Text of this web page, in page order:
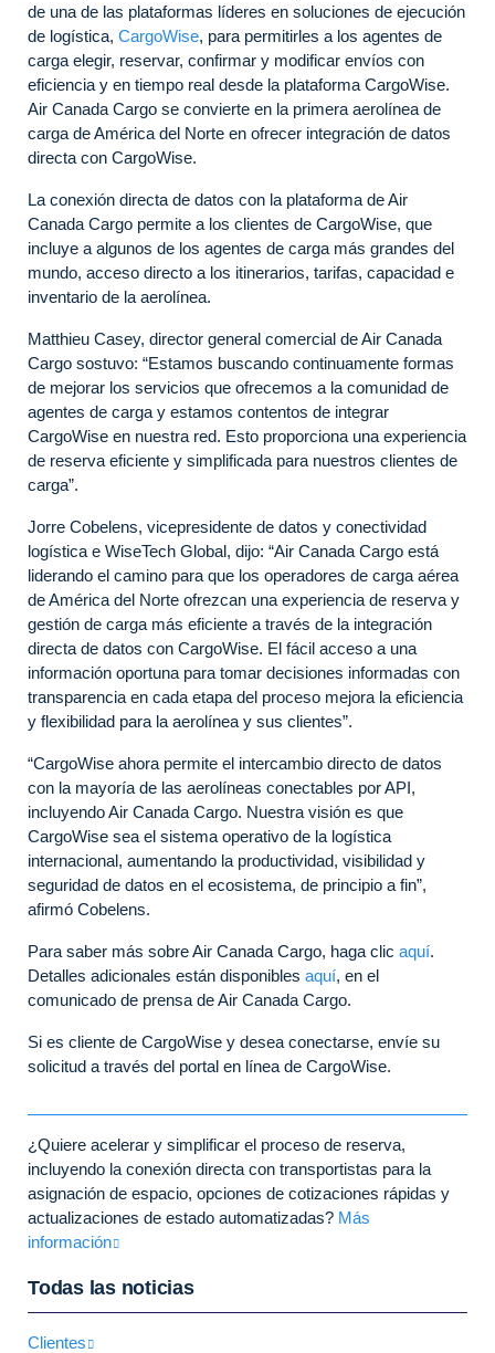
de una de las plataformas líderes en soluciones de ejecución
de logística, CargoWise, para permitirles a los agentes de
carga elegir, reservar, confirmar y modificar envíos con
eficiencia y en tiempo real desde la plataforma CargoWise.
Air Canada Cargo se convierte en la primera aerolínea de
carga de América del Norte en ofrecer integración de datos
directa con CargoWise.
La conexión directa de datos con la plataforma de Air
Canada Cargo permite a los clientes de CargoWise, que
incluye a algunos de los agentes de carga más grandes del
mundo, acceso directo a los itinerarios, tarifas, capacidad e
inventario de la aerolínea.
Matthieu Casey, director general comercial de Air Canada
Cargo sostuvo: “Estamos buscando continuamente formas
de mejorar los servicios que ofrecemos a la comunidad de
agentes de carga y estamos contentos de integrar
CargoWise en nuestra red. Esto proporciona una experiencia
de reserva eficiente y simplificada para nuestros clientes de
carga”.
Jorre Cobelens, vicepresidente de datos y conectividad
logística e WiseTech Global, dijo: “Air Canada Cargo está
liderando el camino para que los operadores de carga aérea
de América del Norte ofrezcan una experiencia de reserva y
gestión de carga más eficiente a través de la integración
directa de datos con CargoWise. El fácil acceso a una
información oportuna para tomar decisiones informadas con
transparencia en cada etapa del proceso mejora la eficiencia
y flexibilidad para la aerolínea y sus clientes”.
“CargoWise ahora permite el intercambio directo de datos
con la mayoría de las aerolíneas conectables por API,
incluyendo Air Canada Cargo. Nuestra visión es que
CargoWise sea el sistema operativo de la logística
internacional, aumentando la productividad, visibilidad y
seguridad de datos en el ecosistema, de principio a fin”,
afirmó Cobelens.
Para saber más sobre Air Canada Cargo, haga clic aquí.
Detalles adicionales están disponibles aquí, en el
comunicado de prensa de Air Canada Cargo.
Si es cliente de CargoWise y desea conectarse, envíe su
solicitud a través del portal en línea de CargoWise.
¿Quiere acelerar y simplificar el proceso de reserva,
incluyendo la conexión directa con transportistas para la
asignación de espacio, opciones de cotizaciones rápidas y
actualizaciones de estado automatizadas? Más
información
Todas las noticias
Clientes